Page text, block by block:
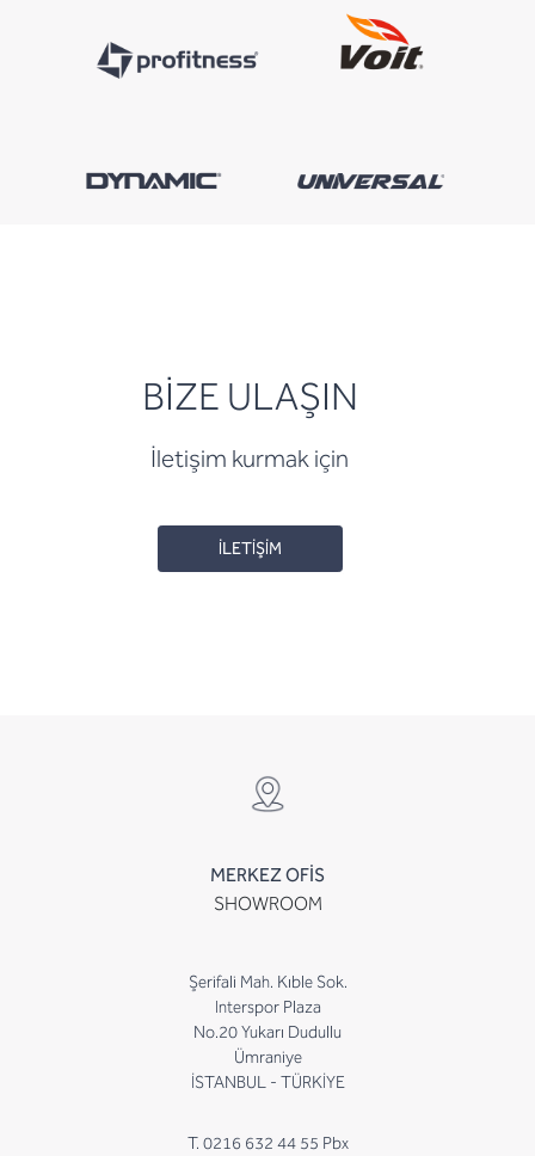
BİZE ULAŞIN
İletişim kurmak için
İLETİŞİM
MERKEZ OFİS
SHOWROOM
Şerifali Mah. Kıble Sok.
Interspor Plaza
No.20 Yukarı Dudullu
Ümraniye
İSTANBUL - TÜRKİYE
T. 0216 632 44 55 Pbx